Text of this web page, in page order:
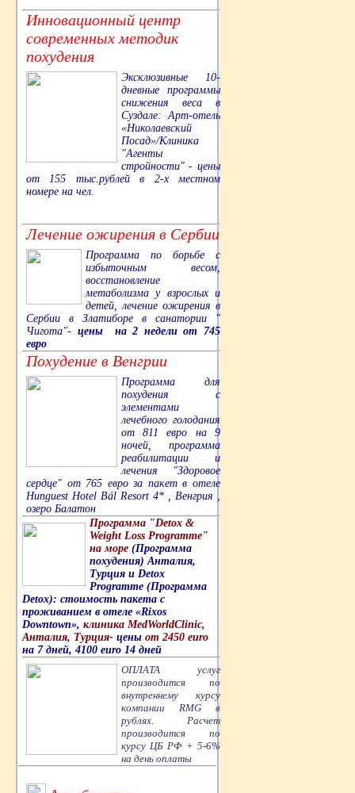
Инновационный центр
современных методик
похудения
Эксклюзивные 10-
дневные программы
снижения веса в
Суздале: Арт-отель
«Николаевский
Посад»/Клиника
"Агенты
стройности" - цены
от 155 тыс.рублей в 2-х местном
номере на чел.
Лечение ожирения в Сербии
Программа по борьбе с
избыточным весом,
восстановление
метаболизма у взрослых и
детей, лечение ожирения в
Сербии в Златиборе в санатории "
Чигота"- цены на 2 недели от 745
евро
Похудение в Венгрии
Программа для
похудения с
элементами
лечебного голодания
от 811 евро на 9
ночей, программа
реабилитации и
лечения "Здоровое
сердце" от 765 евро за пакет в отеле
Hunguest Hotel Bál Resort 4* , Венгрия ,
озеро Балатон
Программа "Detox &
Weight Loss Programme"
на море (Программа
похудения) Анталия,
Турция и Detox
Programme (Программа
Detox): стоимость пакета с
проживанием в отеле «Rixos
Downtown», клиника MedWorldClinic,
Анталия, Турция- цены от 2450 euro
на 7 дней, 4100 euro 14 дней
ОПЛАТА услуг
производится по
внутреннему курсу
компании RMG в
рублях. Расчет
производится по
курсу ЦБ РФ + 5-6%
на день оплаты